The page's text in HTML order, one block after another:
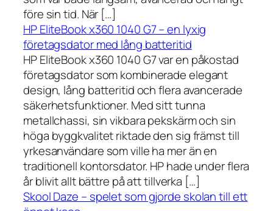
före sin tid. När […]
HP EliteBook x360 1040 G7 – en lyxig
företagsdator med lång batteritid
HP EliteBook x360 1040 G7 var en påkostad
företagsdator som kombinerade elegant
design, lång batteritid och flera avancerade
säkerhetsfunktioner. Med sitt tunna
metallchassi, sin vikbara pekskärm och sin
höga byggkvalitet riktade den sig främst till
yrkesanvändare som ville ha mer än en
traditionell kontorsdator. HP hade under flera
år blivit allt bättre på att tillverka […]
Skool Daze – spelet som gjorde skolan till ett